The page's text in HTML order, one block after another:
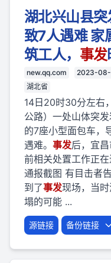
湖北兴山县
致7人遇难 家
筑工人， 事发
new.qq.com 2023-08-
湖北省
14日20时30分左右
公路）一处山体突
的7座小型面包车，
遇难。 事发后，宜
前相关处置工作正
通报截图 有目击者
到了事发现场，当
塌的可能 ...
源链接 备份链接